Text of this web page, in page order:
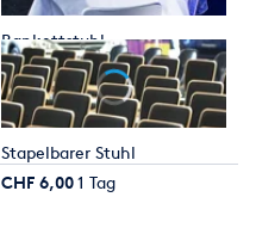
Bankettstuhl
CHF 6,001 Tag
Stapelbarer Stuhl
CHF 6,001 Tag